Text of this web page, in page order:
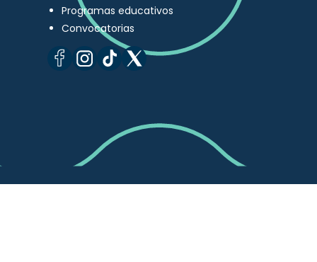
Programas educativos
Convocatorias